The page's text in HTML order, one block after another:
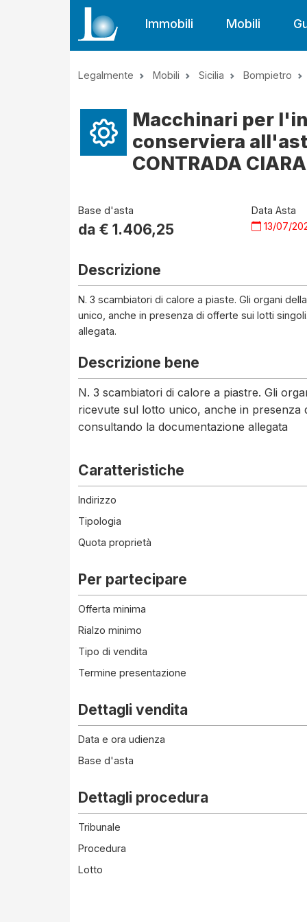
Immobili Mobili
Legalmente Mobili Sicilia Bompietro
Macchinari per
conserviera
CONTRADA
Base d'asta
da € 1.406,25
Data Asta
13/07/
Descrizione
N. 3 scambiatori di calore a piaste. Gli organi
unico, anche in presenza di offerte sui lotti
allegata.
Descrizione bene
N. 3 scambiatori di calore a piastre. Gli
ricevute sul lotto unico, anche in presenza
consultando la documentazione allegata
Caratteristiche
Indirizzo
Tipologia
Quota proprietà
Per partecipare
Offerta minima
Rialzo minimo
Tipo di vendita
Termine presentazione
Dettagli vendita
Data e ora udienza
Base d'asta
Dettagli procedura
Tribunale
Procedura
Lotto